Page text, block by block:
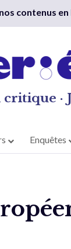
contenus
·
Enquêtes